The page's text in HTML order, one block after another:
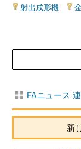
射出成形機
FAニュース
新